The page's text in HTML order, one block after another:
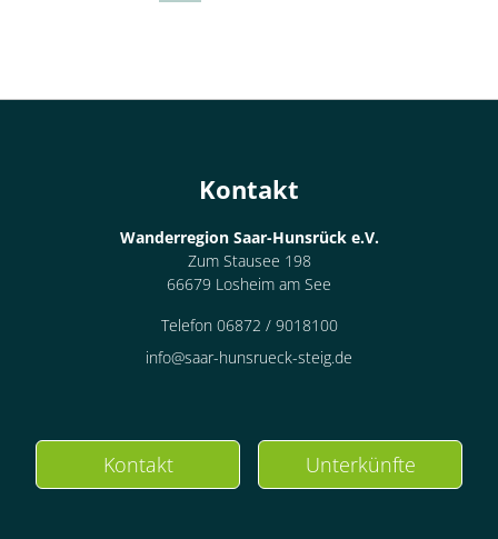
Kontakt
Wanderregion Saar-Hunsrück e.V.
Zum Stausee 198
66679 Losheim am See
Telefon 06872 / 9018100
info@saar-hunsrueck-steig.de
Kontakt Unterkünfte